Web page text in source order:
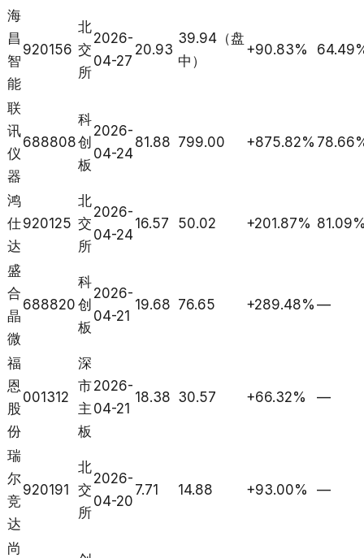
海
昌
智
能
920156
北
交
所
2026-
04-27
20.93
39.94（盘
中）
+90.83%
联
讯
仪
器
688808
科
创
板
2026-
04-24
81.88 799.00 +875.82%
鸿
仕
达
920125
北
交
所
2026-
04-24
16.57 50.02 +201.87%
盛
合
晶
微
688820
科
创
板
2026-
04-21
19.68 76.65 +289.48% —
福
恩
股
份
001312
深
市
主
板
2026-
04-21
18.38 30.57 +66.32% —
瑞
尔
竞
达
920191
北
交
所
2026-
04-20
7.71 14.88 +93.00% —
尚